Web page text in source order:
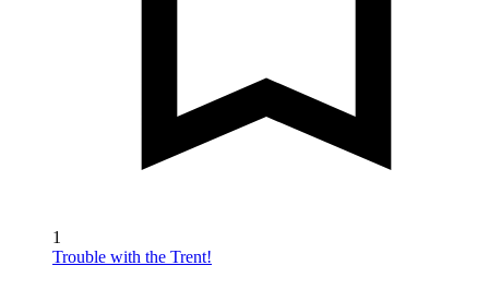
1
Trouble with the Trent!